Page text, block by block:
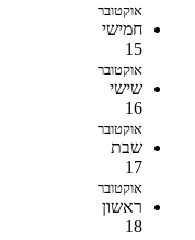
אוקטובר
חמישי
15
אוקטובר
שישי
16
אוקטובר
שבת
17
אוקטובר
ראשון
18